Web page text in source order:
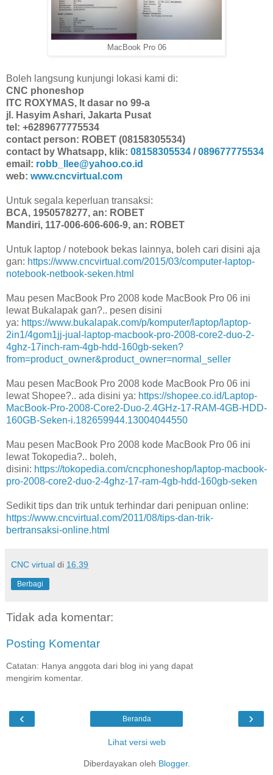
MacBook Pro 06
Boleh langsung kunjungi lokasi kami di:
CNC phoneshop
ITC ROXYMAS, lt dasar no 99-a
jl. Hasyim Ashari, Jakarta Pusat
tel: +6289677775534
contact person: ROBET (08158305534)
contact by Whatsapp, klik: 08158305534 / 089677775534
email: robb_llee@yahoo.co.id
web: www.cncvirtual.com
Untuk segala keperluan transaksi:
BCA, 1950578277, an: ROBET
Mandiri, 117-006-606-606-9, an: ROBET
Untuk laptop / notebook bekas lainnya, boleh cari disini aja
gan: https://www.cncvirtual.com/2015/03/computer-laptop-
notebook-netbook-seken.html
Mau pesen MacBook Pro 2008 kode MacBook Pro 06 ini
lewat Bukalapak gan?.. pesen disini
ya: https://www.bukalapak.com/p/komputer/laptop/laptop-
2in1/4gom1jj-jual-laptop-macbook-pro-2008-core2-duo-2-
4ghz-17inch-ram-4gb-hdd-160gb-seken?
from=product_owner&product_owner=normal_seller
Mau pesen MacBook Pro 2008 kode MacBook Pro 06 ini
lewat Shopee?.. ada disini ya: https://shopee.co.id/Laptop-
MacBook-Pro-2008-Core2-Duo-2.4GHz-17-RAM-4GB-HDD-
160GB-Seken-i.182659944.13004044550
Mau pesen MacBook Pro 2008 kode MacBook Pro 06 ini
lewat Tokopedia?.. boleh,
disini: https://tokopedia.com/cncphoneshop/laptop-macbook-
pro-2008-core2-duo-2-4ghz-17-ram-4gb-hdd-160gb-seken
Sedikit tips dan trik untuk terhindar dari penipuan online:
https://www.cncvirtual.com/2011/08/tips-dan-trik-
bertransaksi-online.html
CNC virtual di 16.39
Berbagi
Tidak ada komentar:
Posting Komentar
Catatan: Hanya anggota dari blog ini yang dapat
mengirim komentar.
‹ ›
Beranda
Lihat versi web
Diberdayakan oleh Blogger.